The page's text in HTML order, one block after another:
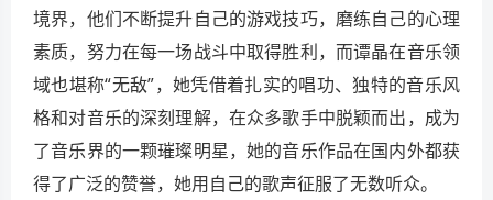
境界，他们不断提升自己的游戏技巧，磨练自己的心理
素质，努力在每一场战斗中取得胜利，而谭晶在音乐领
域也堪称“无敌”，她凭借着扎实的唱功、独特的音乐风
格和对音乐的深刻理解，在众多歌手中脱颖而出，成为
了音乐界的一颗璀璨明星，她的音乐作品在国内外都获
得了广泛的赞誉，她用自己的歌声征服了无数听众。